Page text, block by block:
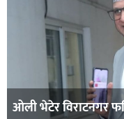
ओली भेटेर विराटनगर